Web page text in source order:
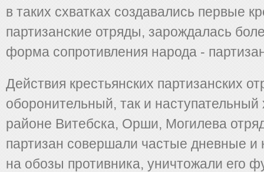
в таких схватках создавались первые
партизанские отряды, зарождалась
форма сопротивления народа -
Действия крестьянских партизанских
оборонительный, так и наступательный
районе Витебска, Орши, Могилева
партизан совершали частые дневные и
на обозы противника, уничтожали его